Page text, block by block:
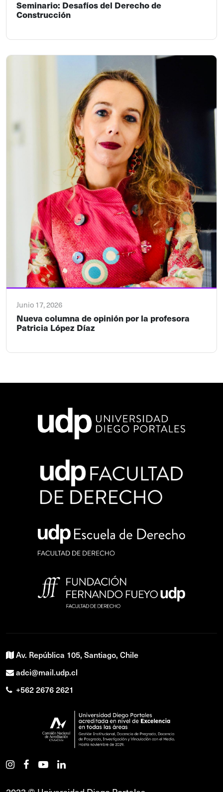
Seminario: Desafíos del Derecho de
Construcción
Junio 17, 2026
Nueva columna de opinión por la profesora
Patricia López Díaz
Av. República 105, Santiago, Chile
adci@mail.udp.cl
+562 2676 2621